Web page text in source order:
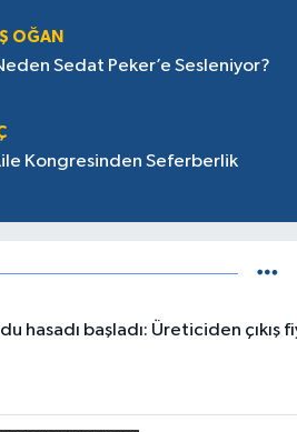
OĞAN
Sedat Peker’e Sesleniyor?
Kongresinden Seferberlik